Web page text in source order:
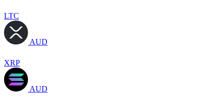
LTC
AUD
XRP
AUD